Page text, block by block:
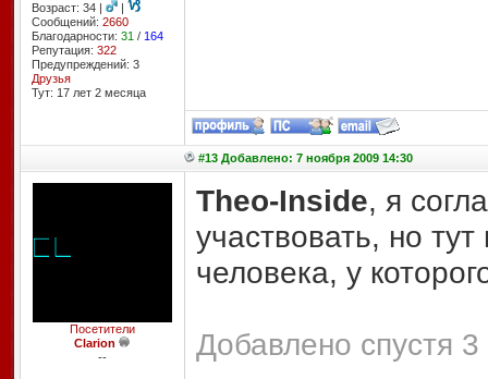
Возраст: 34 |
|
Сообщений: 2660
Благодарности: 31 / 164
Репутация: 322
Предупреждений: 3
Друзья
Тут: 17 лет 2 месяцa
#13 Добавлено: 7 ноября 2009 14:30
Посетители
Clarion
--
Theo-Inside, я
участвовать, но
человека, у
Добавлено спустя